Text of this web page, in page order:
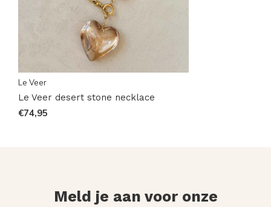
Le Veer
Le Veer desert stone necklace
€74,95
Meld je aan voor onze